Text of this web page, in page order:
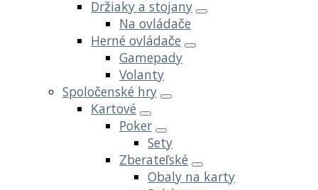
Držiaky a stojany
Na ovládače
Herné ovládače
Gamepady
Volanty
Spoločenské hry
Kartové
Poker
Sety
Zberateľské
Obaly na karty